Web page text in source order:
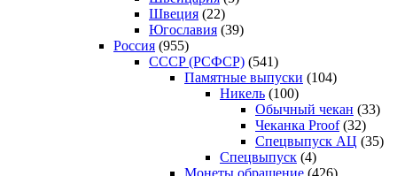
Швеция (22)
Югославия (39)
Россия (955)
CCCP (РСФСР) (541)
Памятные выпуски (104)
Никель (100)
Обычный чекан (33)
Чеканка Proof(32)
Спецвыпуск АЦ (35)
Спецвыпуск (4)
Монеты обращение (426)